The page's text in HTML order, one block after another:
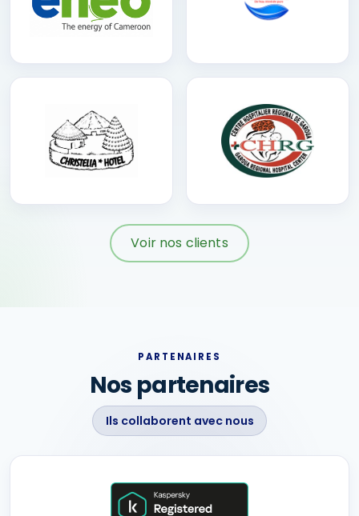
Voir nos clients
PARTENAIRES
Nos partenaires
Ils collaborent avec nous